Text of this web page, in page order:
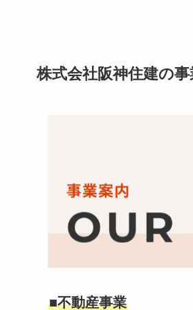
株式会社阪神住建の
■不動産事業